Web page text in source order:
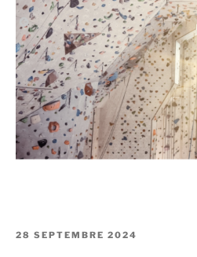
PUBLIÉ
28 SEPTEMBRE 2024